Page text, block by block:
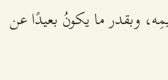
وبقدر ما يكونُ بعيدًا عن